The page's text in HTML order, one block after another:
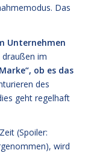
Das
Unternehmen
draußen im
ob es das
des
geht regelhaft
(Spoiler:
wird